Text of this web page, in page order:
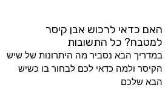
האם כדאי לרכוש אבן קיסר
למטבח? כל התשובות
במדריך הבא נסביר מה היתרונות של שיש
הקיסר ולמה כדאי לכם לבחור בו כשיש
הבא שלכם